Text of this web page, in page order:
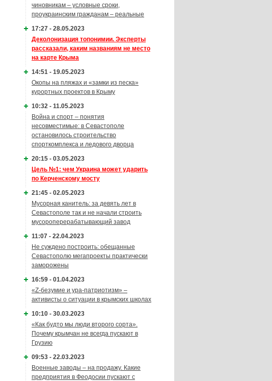
чиновникам – условные сроки,
проукраинским гражданам – реальные
17:27 - 28.05.2023
Деколонизация топонимии. Эксперты
рассказали, каким названиям не место
на карте Крыма
14:51 - 19.05.2023
Окопы на пляжах и «замки из песка»
курортных проектов в Крыму
10:32 - 11.05.2023
Война и спорт – понятия
несовместимые: в Севастополе
остановилось строительство
спорткомплекса и ледового дворца
20:15 - 03.05.2023
Цель №1: чем Украина может ударить
по Керченскому мосту
21:45 - 02.05.2023
Мусорная канитель: за девять лет в
Севастополе так и не начали строить
мусороперерабатывающий завод
11:07 - 22.04.2023
Не суждено построить: обещанные
Севастополю мегапроекты практически
заморожены
16:59 - 01.04.2023
«Z-безумие и ура-патриотизм» –
активисты о ситуации в крымских школах
10:10 - 30.03.2023
«Как будто мы люди второго сорта».
Почему крымчан не всегда пускают в
Грузию
09:53 - 22.03.2023
Военные заводы – на продажу. Какие
предприятия в Феодосии пускают с